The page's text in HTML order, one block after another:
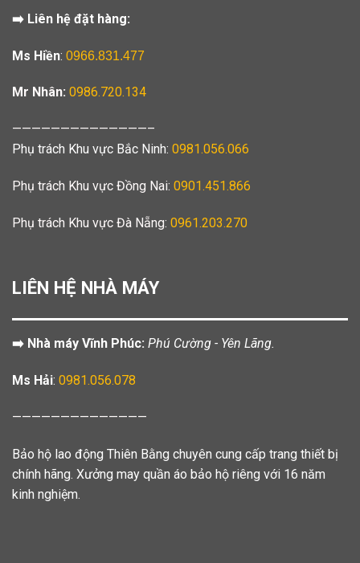
➡️ Liên hệ đặt hàng:
Ms Hiền: 0966.831.477
Mr Nhân: 0986.720.134
——————————————–
Phụ trách Khu vực Bắc Ninh: 0981.056.066
Phụ trách Khu vực Đồng Nai: 0901.451.866
Phụ trách Khu vực Đà Nẵng: 0961.203.270
LIÊN HỆ NHÀ MÁY
➡️ Nhà máy Vĩnh Phúc: Phú Cường - Yên Lãng.
Ms Hải: 0981.056.078
——————————————
Bảo hộ lao động Thiên Bằng chuyên cung cấp trang thiết bị
chính hãng. Xưởng may quần áo bảo hộ riêng với 16 năm
kinh nghiệm.